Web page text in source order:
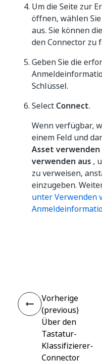
Um die Seite zur
öffnen, wählen
aus. Sie können
den Connector zu
Geben Sie die
Schlüssel.
Select Connect.
Wenn verfügbar,
einem Feld und
Asset verwenden
verwenden aus ,
zu verweisen,
einzugeben.
unter Verwenden
Vorherige
(previous)
Über den
Tastatur-
Klassifizierer-
Connector